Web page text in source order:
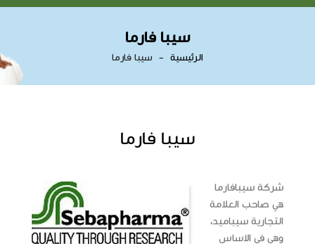
سيبا فارما
الرئيسية سيبا فارما
سيبا فارما
شركة سيبافارما
هي صاحب العلامة
التجارية سيباميد،
وهي في الاساس